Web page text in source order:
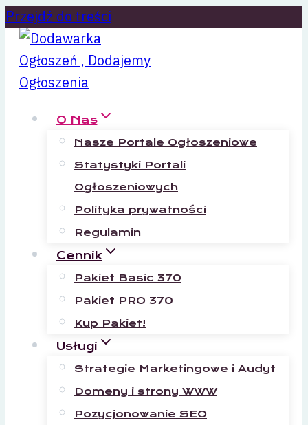
Przejdź do treści
O Nas
Nasze Portale Ogłoszeniowe
Statystyki Portali
Ogłoszeniowych
Polityka prywatności
Regulamin
Cennik
Pakiet Basic 370
Pakiet PRO 370
Kup Pakiet!
Usługi
Strategie Marketingowe i Audyt
Domeny i strony WWW
Pozycjonowanie SEO